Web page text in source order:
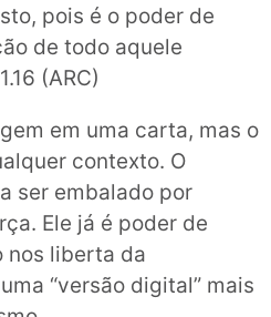
pois é o poder de
de todo aquele
(ARC)
em uma carta, mas o
contexto. O
ser embalado por
Ele já é poder de
nos liberta da
“versão digital” mais